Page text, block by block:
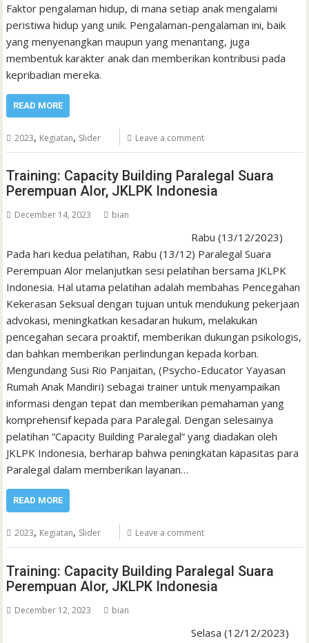
Faktor pengalaman hidup, di mana setiap anak mengalami
peristiwa hidup yang unik. Pengalaman-pengalaman ini, baik
yang menyenangkan maupun yang menantang, juga
membentuk karakter anak dan memberikan kontribusi pada
kepribadian mereka.
READ MORE
2023, Kegiatan, Slider Leave a comment
Training: Capacity Building Paralegal Suara
Perempuan Alor, JKLPK Indonesia
December 14, 2023 bian
Rabu (13/12/2023)
Pada hari kedua pelatihan, Rabu (13/12) Paralegal Suara
Perempuan Alor melanjutkan sesi pelatihan bersama JKLPK
Indonesia. Hal utama pelatihan adalah membahas Pencegahan
Kekerasan Seksual dengan tujuan untuk mendukung pekerjaan
advokasi, meningkatkan kesadaran hukum, melakukan
pencegahan secara proaktif, memberikan dukungan psikologis,
dan bahkan memberikan perlindungan kepada korban.
Mengundang Susi Rio Panjaitan, (Psycho-Educator Yayasan
Rumah Anak Mandiri) sebagai trainer untuk menyampaikan
informasi dengan tepat dan memberikan pemahaman yang
komprehensif kepada para Paralegal. Dengan selesainya
pelatihan “Capacity Building Paralegal” yang diadakan oleh
JKLPK Indonesia, berharap bahwa peningkatan kapasitas para
Paralegal dalam memberikan layanan…
READ MORE
2023, Kegiatan, Slider Leave a comment
Training: Capacity Building Paralegal Suara
Perempuan Alor, JKLPK Indonesia
December 12, 2023 bian
Selasa (12/12/2023)